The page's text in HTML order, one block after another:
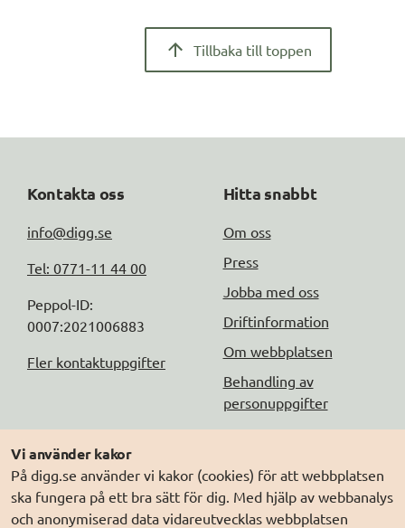
Vi använder kakor
På digg.se använder vi kakor (cookies) för att webbplatsen
ska fungera på ett bra sätt för dig. Med hjälp av webbanalys
och anonymiserad data vidareutvecklas webbplatsen
Tillbaka till toppen
Kontakta oss
info@digg.se
Tel: 0771-11 44 00
Peppol-ID:
0007:2021006883
Fler kontaktuppgifter
Hitta snabbt
Om oss
Press
Jobba med oss
Driftinformation
Om webbplatsen
Behandling av
personuppgifter
Följ oss
DIGG på
Prenumerera på nyheter
DIGG på
LinkedIn
Elegitimation.se
Min myndighetspost